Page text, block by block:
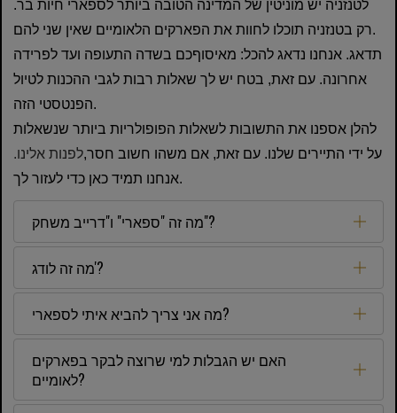
לטנזניה יש מוניטין של המדינה הטובה ביותר לספארי חיות בר.
רק בטנזניה תוכלו לחוות את הפארקים הלאומיים שאין שני להם.
תדאג. אנחנו נדאג להכל: מאיסוףכם בשדה התעופה ועד לפרידה
אחרונה. עם זאת, בטח יש לך שאלות רבות לגבי ההכנות לטיול
הפנטסטי הזה.
להלן אספנו את התשובות לשאלות הפופולריות ביותר שנשאלות
על ידי התיירים שלנו. עם זאת, אם משהו חשוב חסר,לפנות אלינו.
אנחנו תמיד כאן כדי לעזור לך.
מה זה "ספארי" ו"דרייב משחק"?
מה זה לודג'?
מה אני צריך להביא איתי לספארי?
האם יש הגבלות למי שרוצה לבקר בפארקים
לאומיים?